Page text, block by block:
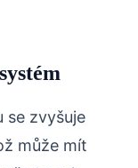
se zvyšuje
může mít